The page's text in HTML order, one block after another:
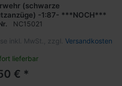
(schwarze
-1:87- ***NOCH***
NC15021
inkl. MwSt., zzgl. Versandkosten
lieferbar
€ *